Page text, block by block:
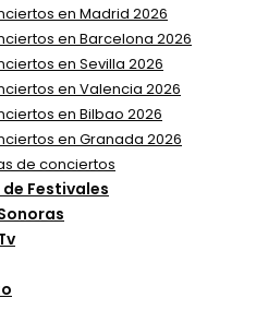
en Madrid 2026
en Barcelona 2026
en Sevilla 2026
en Valencia 2026
en Bilbao 2026
en Granada 2026
de conciertos
Festivales